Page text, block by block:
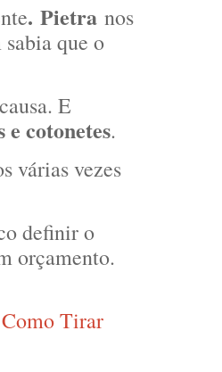
. Pietra nos
que o
E
cotonetes.
várias vezes
definir o
orçamento.
Como Tirar